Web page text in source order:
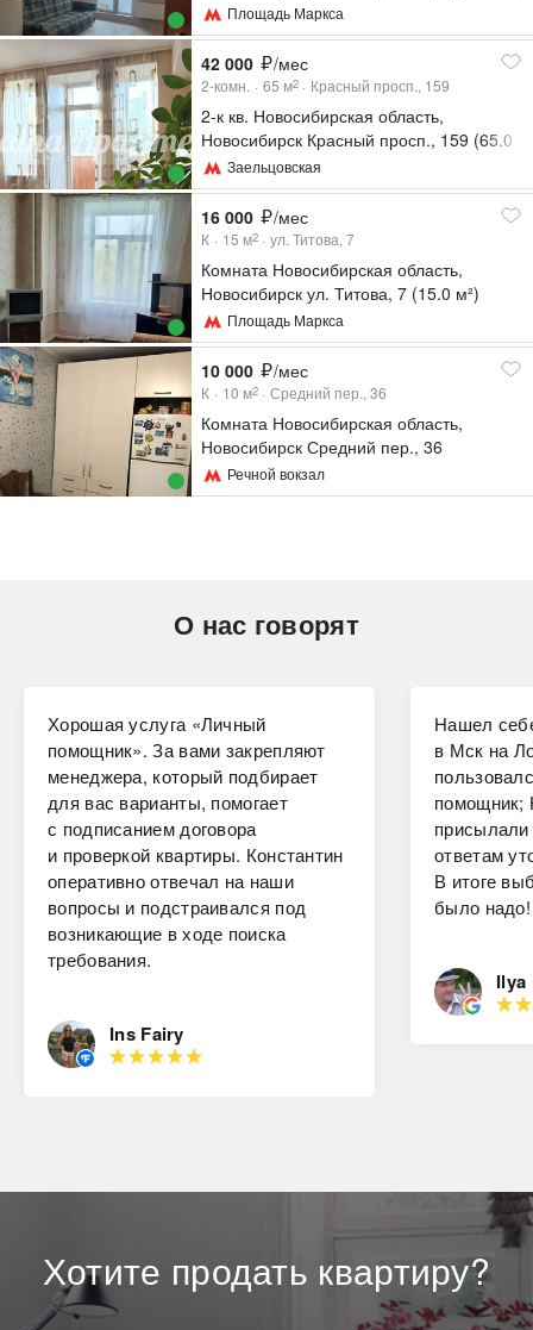
Площадь Маркса
42 000 /мес
2-комн. 65 м2 Красный просп., 159
2-к кв. Новосибирская область,
Новосибирск Красный просп., 159 (65.0
м²) Заельцовская
16 000 /мес
К 15 м2 ул. Титова, 7
Комната Новосибирская область,
Новосибирск ул. Титова, 7 (15.0 м²)
Площадь Маркса
10 000 /мес
К 10 м2 Средний пер., 36
Комната Новосибирская область,
Новосибирск Средний пер., 36
Речной вокзал
О нас говорят
Хорошая услуга «Личный
помощник». За вами закрепляют
менеджера, который подбирает
для вас варианты, помогает
с подписанием договора
и проверкой квартиры. Константин
оперативно отвечал на наши
вопросы и подстраивался под
возникающие в ходе поиска
требования.
Ins Fairy
Нашел
в Мск на
помощник;
ответам
В итоге
было надо!
Ilya
Хотите продать квартиру?